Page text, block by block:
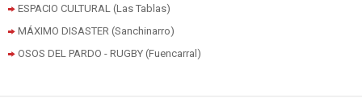
ESPACIO CULTURAL (Las Tablas)
MÁXIMO DISASTER (Sanchinarro)
OSOS DEL PARDO - RUGBY (Fuencarral)